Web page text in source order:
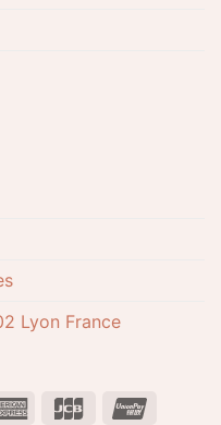
Lyon France